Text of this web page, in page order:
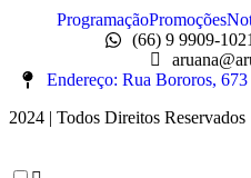
ProgramaçãoPromoções
(66) 9 9909-1021
Endereço: Rua Bororos,
2024 | Todos Direitos Reservados